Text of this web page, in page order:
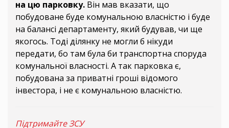
на цю парковку. Він мав вказати, що
побудоване буде комунальною власністю і буде
на балансі департаменту, який будував, чи ще
якогось. Тоді ділянку не могли б нікуди
передати, бо там була би транспортна споруда
комунальної власності. А так парковка є,
побудована за приватні гроші відомого
інвестора, і не є комунальною власністю.
Підтримайте ЗСУ